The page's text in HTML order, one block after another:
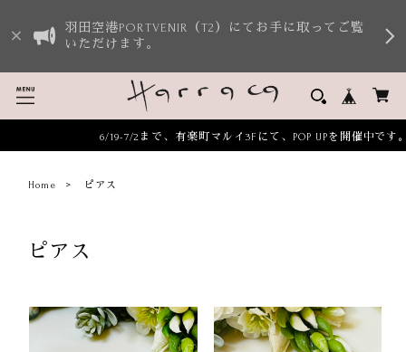
羽田空港PORTVENIR（T2）にてお手に取ってご覧
いただけます。
6/19-7/2まで、有楽町マルイ3Fにて、POP UPを開催中です。
Home ピアス
ピアス